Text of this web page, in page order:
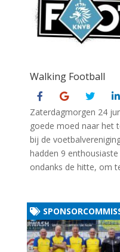
Walking Football
Zaterdagmorgen 24
goede moed naar het
bij de
hadden 9
ondanks de hitte, om